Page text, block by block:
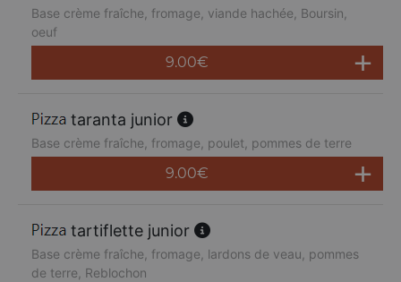
Base crème fraîche, fromage, viande hachée, Boursin,
oeuf
9.00€
taranta junior
Base crème fraîche, fromage, poulet, pommes de terre
9.00€
tartiflette junior
Base crème fraîche, fromage, lardons de veau, pommes
de terre, Reblochon